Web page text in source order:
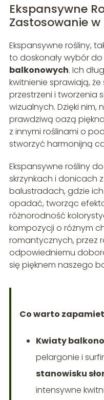
Ekspansywne
Zastosowanie
Ekspansywne rośliny,
to doskonały wybór
balkonowych. Ich
kwitnienie sprawiają,
przestrzeni i tworzenia
wizualnych. Dzięki nim,
prawdziwą oazą
z innymi roślinami o
stworzyć harmonijną
Ekspansywne rośliny
skrzynkach i donicach
balustradach, gdzie
opadać, tworząc
różnorodność
kompozycji o różnym
romantycznych, przez
odpowiedniemu
się pięknem naszego
Co warto
Kwiaty
pelargonie i
stanowisku
intensywne